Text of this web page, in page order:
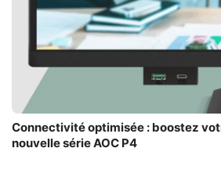
Connectivité optimisée : boostez
nouvelle série AOC P4